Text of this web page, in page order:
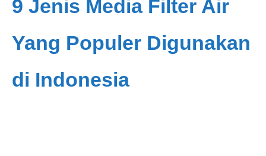
9 Jenis Media Filter Air
Yang Populer Digunakan
di Indonesia